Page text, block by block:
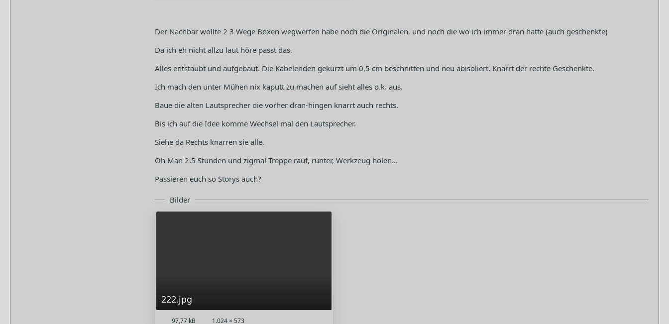
Der Nachbar wollte 2 3 Wege Boxen wegwerfen habe noch die Originalen, und noch die wo ich immer dran hatte (auch geschenkte)
Da ich eh nicht allzu laut höre passt das.
Alles entstaubt und aufgebaut. Die Kabelenden gekürzt um 0,5 cm beschnitten und neu abisoliert. Knarrt der rechte Geschenkte.
Ich mach den unter Mühen nix kaputt zu machen auf sieht alles o.k. aus.
Baue die alten Lautsprecher die vorher dran-hingen knarrt auch rechts.
Bis ich auf die Idee komme Wechsel mal den Lautsprecher.
Siehe da Rechts knarren sie alle.
Oh Man 2.5 Stunden und zigmal Treppe rauf, runter, Werkzeug holen...
Passieren euch so Storys auch?
Bilder
222.jpg
97,77 kB 1.024 × 573